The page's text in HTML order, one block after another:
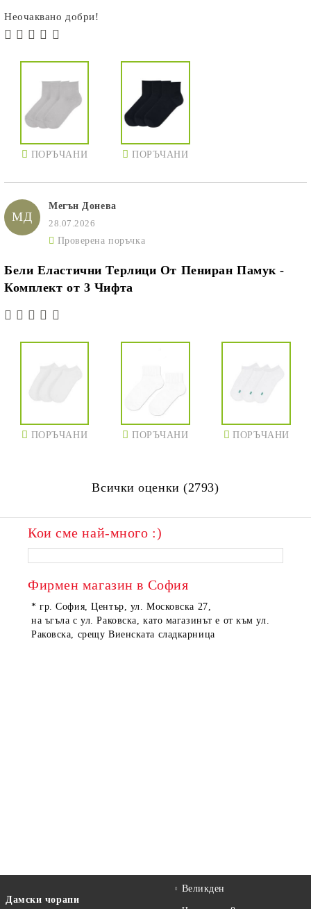
Неочаквано добри!
ПОРЪЧАНИ ПОРЪЧАНИ
МД
Мегън Донева
28.07.2026
Проверена поръчка
Бели Еластични Терлици От Пениран Памук -
Комплект от 3 Чифта
ПОРЪЧАНИ ПОРЪЧАНИ ПОРЪЧАНИ
Всички оценки (2793)
Кои сме най-много :)
Фирмен магазин в София
* гр. София, Център, ул. Московска 27,
на ъгъла с ул. Раковска, като магазинът е от към ул.
Раковска, срещу Виенската сладкарница
Дамски чорапи
Великден